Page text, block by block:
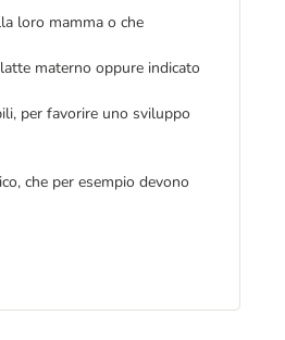
loro mamma o che
materno oppure indicato
per favorire uno sviluppo
che per esempio devono